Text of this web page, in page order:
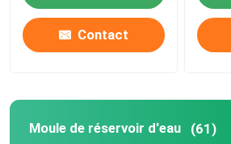
Nouvelles
Moule de Rotomoulding
Contact
Moule de réservoir d'eau (61)